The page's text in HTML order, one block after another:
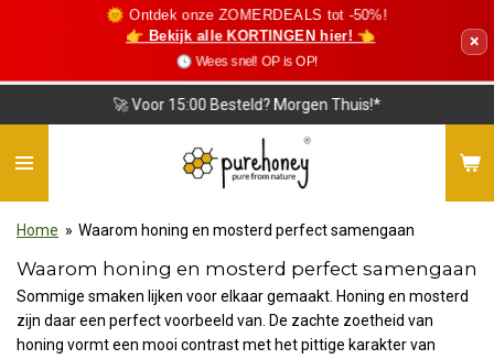
🌞 Ontdek onze ZOMERDEALS tot -50%!
👉 Bekijk alle KORTINGEN hier! 👈
🕓 Wees snel! OP is OP!
×
❤️ Vriendelijke Klantenservice
Home » Waarom honing en mosterd perfect samengaan
Waarom honing en mosterd perfect samengaan
Sommige smaken lijken voor elkaar gemaakt. Honing en mosterd
zijn daar een perfect voorbeeld van. De zachte zoetheid van
honing vormt een mooi contrast met het pittige karakter van